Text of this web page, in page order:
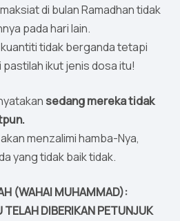
di bulan Ramadhan tidak
pada hari lain.
tidak berganda tetapi
pastilah ikut jenis dosa itu!
sedang mereka tidak
menzalimi hamba-Nya,
yang tidak baik tidak.
(WAHAI MUHAMMAD):
TELAH DIBERIKAN PETUNJUK